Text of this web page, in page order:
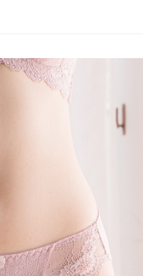
每筆NT$70，滿NT$799(含以上)免運費
每筆NT$70，滿NT$799(含以上)免運費
每筆NT$70，滿NT$799(含以上)免運費
每筆NT$70，滿NT$799(含以上)免運費